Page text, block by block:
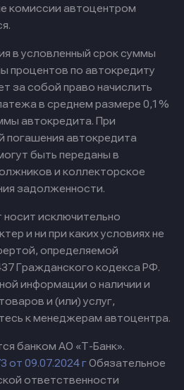
комиссии автоцентром
в условленный срок суммы
процентов по автокредиту
за собой право начислить
в среднем размере 0,1%
автокредита. При
погашения автокредита
быть переданы в
и коллекторское
задолженности.
исключительно
и ни при каких условиях не
определяемой
Гражданского кодекса РФ.
информации о наличии и
и (или) услуг,
к менеджерам автоцентра.
банком АО «Т-Банк».
от 09.07.2024 гОбязательное
ответственности